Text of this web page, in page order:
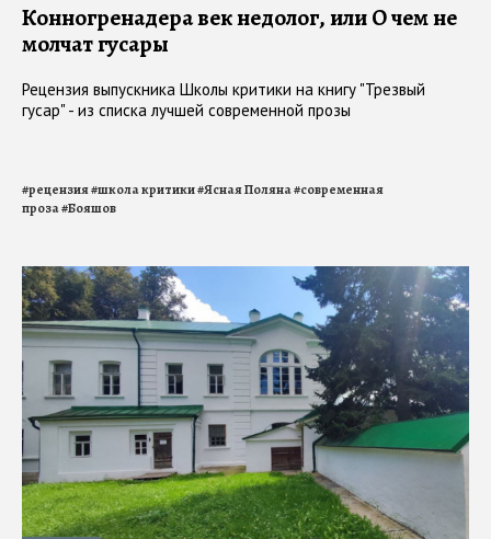
Конногренадера век недолог, или О чем не
молчат гусары
Рецензия выпускника Школы критики на книгу "Трезвый
гусар" - из списка лучшей современной прозы
#рецензия#школа критики#Ясная Поляна#современная
проза#Бояшов